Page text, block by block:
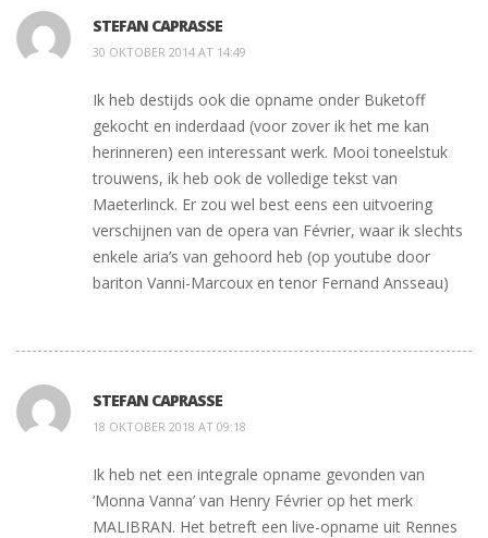
STEFAN CAPRASSE
30 OKTOBER 2014 AT 14:49
Ik heb destijds ook die opname onder Buketoff
gekocht en inderdaad (voor zover ik het me kan
herinneren) een interessant werk. Mooi toneelstuk
trouwens, ik heb ook de volledige tekst van
Maeterlinck. Er zou wel best eens een uitvoering
verschijnen van de opera van Février, waar ik slechts
enkele aria’s van gehoord heb (op youtube door
bariton Vanni-Marcoux en tenor Fernand Ansseau)
STEFAN CAPRASSE
18 OKTOBER 2018 AT 09:18
Ik heb net een integrale opname gevonden van
‘Monna Vanna’ van Henry Février op het merk
MALIBRAN. Het betreft een live-opname uit Rennes